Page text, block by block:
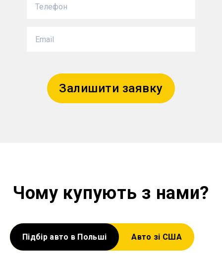
Залишити заявку
Чому купують з нами?
Підбір авто в Польші Авто зі США